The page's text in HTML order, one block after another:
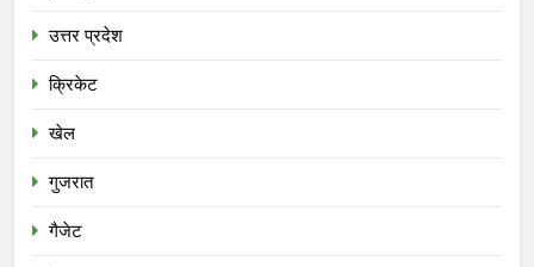
उत्तर प्रदेश
क्रिकेट
खेल
गुजरात
गैजेट